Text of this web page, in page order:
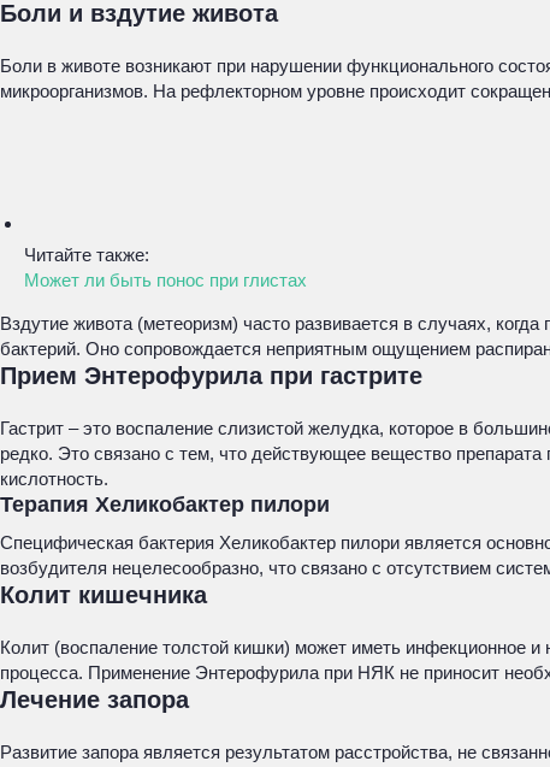
Боли и вздутие живота
Боли в животе возникают при нарушении функционального
микроорганизмов. На рефлекторном уровне происходит
Читайте также:
Может ли быть понос при глистах
Вздутие живота (метеоризм) часто развивается в случаях,
бактерий. Оно сопровождается неприятным ощущением
Прием Энтерофурила при гастрите
Гастрит – это воспаление слизистой желудка, которое в
редко. Это связано с тем, что действующее вещество
кислотность.
Терапия Хеликобактер пилори
Специфическая бактерия Хеликобактер пилори является
возбудителя нецелесообразно, что связано с отсутствием
Колит кишечника
Колит (воспаление толстой кишки) может иметь инфекционное
процесса. Применение Энтерофурила при НЯК не приносит
Лечение запора
Развитие запора является результатом расстройства, не